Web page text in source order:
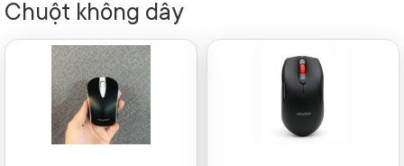
Chuột không dây